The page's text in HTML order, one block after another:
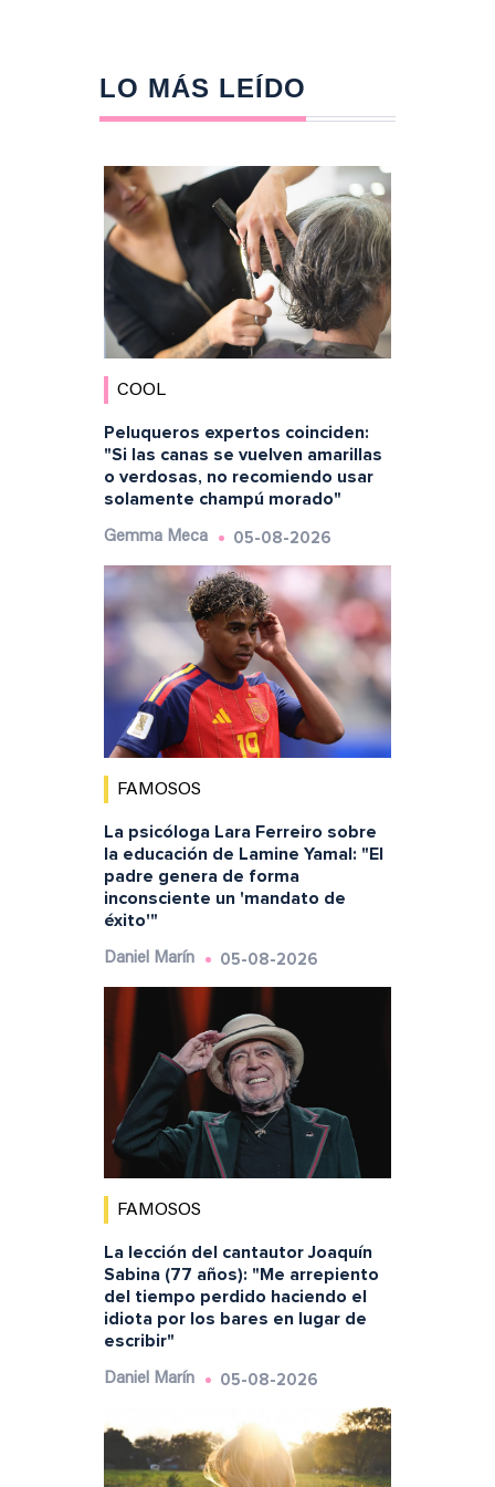
LO MÁS LEÍDO
COOL
Peluqueros expertos coinciden:
"Si las canas se vuelven amarillas
o verdosas, no recomiendo usar
solamente champú morado"
Gemma Meca 05-08-2026
FAMOSOS
La psicóloga Lara Ferreiro sobre
la educación de Lamine Yamal: "El
padre genera de forma
inconsciente un 'mandato de
éxito'"
Daniel Marín 05-08-2026
FAMOSOS
La lección del cantautor Joaquín
Sabina (77 años): "Me arrepiento
del tiempo perdido haciendo el
idiota por los bares en lugar de
escribir"
Daniel Marín 05-08-2026